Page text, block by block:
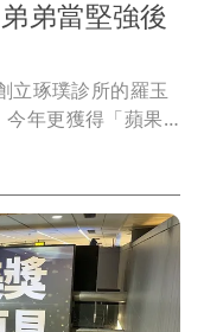
弟當堅強後
立琢璞診所的羅玉
年更獲得「蘋果
得很快」的榮
實我們也才剛創
很感動，覺得我
。這份肯定，不
、被信任的過
說：「對我而言
20歲。」